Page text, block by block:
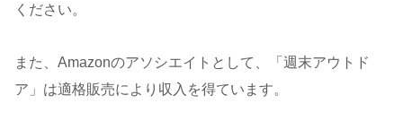
ください。
また、Amazonのアソシエイトとして、「週末アウトド
ア」は適格販売により収入を得ています。